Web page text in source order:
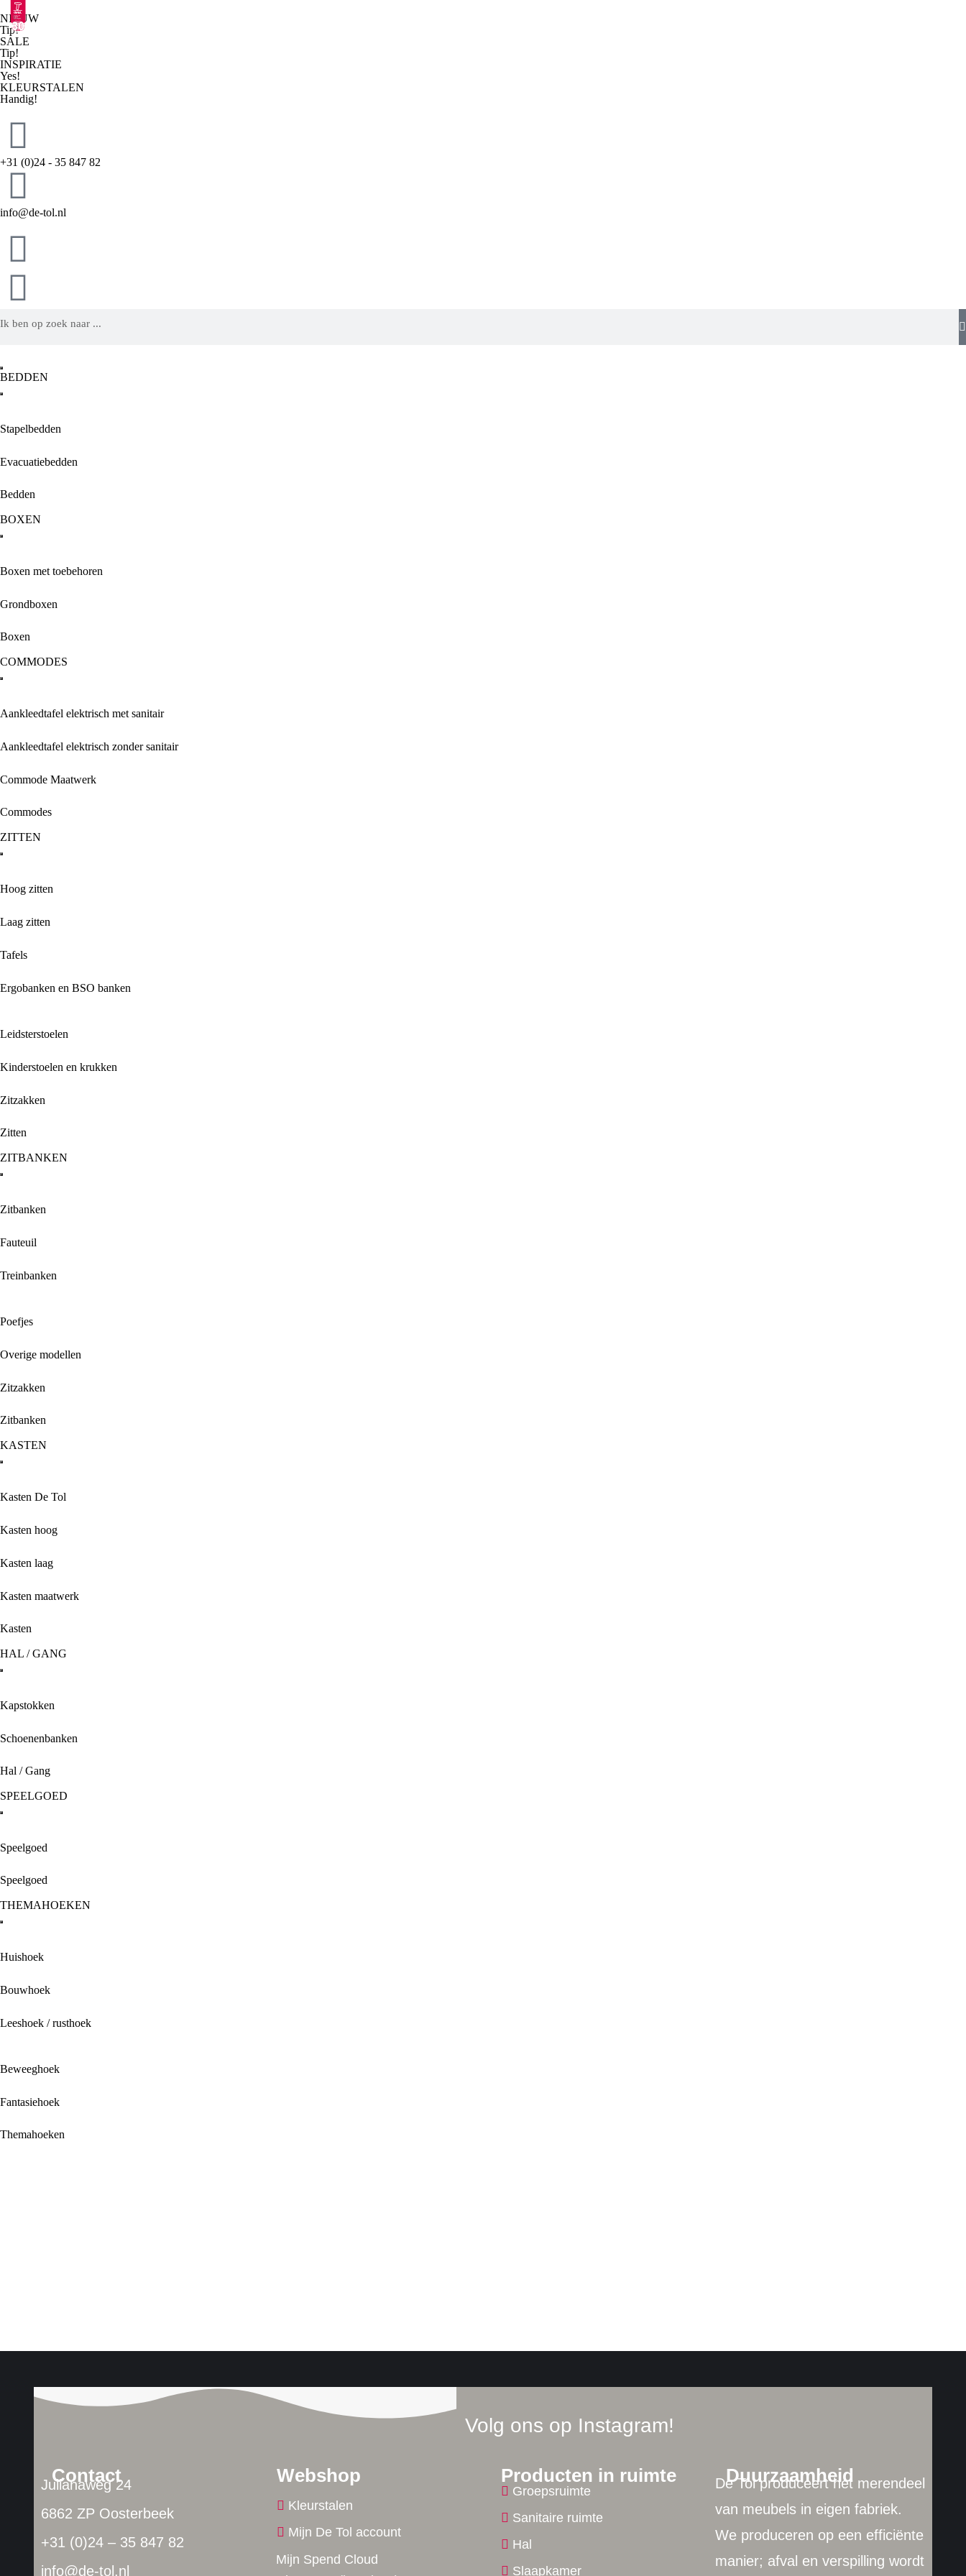
NIEUW
Tip!
SALE
Tip!
INSPIRATIE
Yes!
KLEURSTALEN
Handig!
+31 (0)24 - 35 847 82
info@de-tol.nl
BEDDEN
Stapelbedden
Evacuatiebedden
Bedden
BOXEN
Boxen met toebehoren
Grondboxen
Boxen
COMMODES
Aankleedtafel elektrisch met sanitair
Aankleedtafel elektrisch zonder sanitair
Commode Maatwerk
Commodes
ZITTEN
Hoog zitten
Laag zitten
Tafels
Ergobanken en BSO banken
Leidsterstoelen
Kinderstoelen en krukken
Zitzakken
Zitten
ZITBANKEN
Zitbanken
Fauteuil
Treinbanken
Poefjes
Overige modellen
Zitzakken
Zitbanken
KASTEN
Kasten De Tol
Kasten hoog
Kasten laag
Kasten maatwerk
Kasten
HAL / GANG
Kapstokken
Schoenenbanken
Hal / Gang
SPEELGOED
Speelgoed
Speelgoed
THEMAHOEKEN
Huishoek
Bouwhoek
Leeshoek / rusthoek
Beweeghoek
Fantasiehoek
Themahoeken
Volg ons op Instagram!
Contact
Julianaweg 24
6862 ZP Oosterbeek
+31 (0)24 – 35 847 82
info@de-tol.nl
Webshop
Kleurstalen
Mijn De Tol account
Mijn Spend Cloud
Producten in ruimte
Groepsruimte
Sanitaire ruimte
Hal
Slaapkamer
Duurzaamheid
De Tol produceert het merendeel
van meubels in eigen fabriek.
We produceren op een efficiënte
manier; afval en verspilling wordt